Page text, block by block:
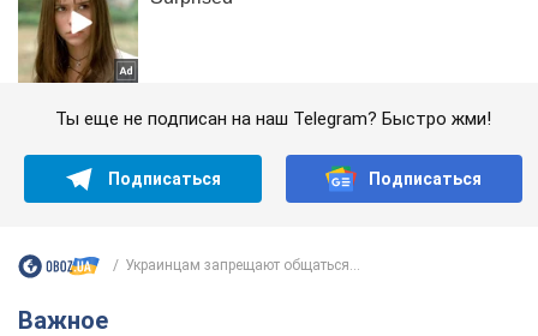
Ты еще не подписан на наш Telegram? Быстро жми!
Подписаться Подписаться
Украинцам запрещают общаться...
Важное